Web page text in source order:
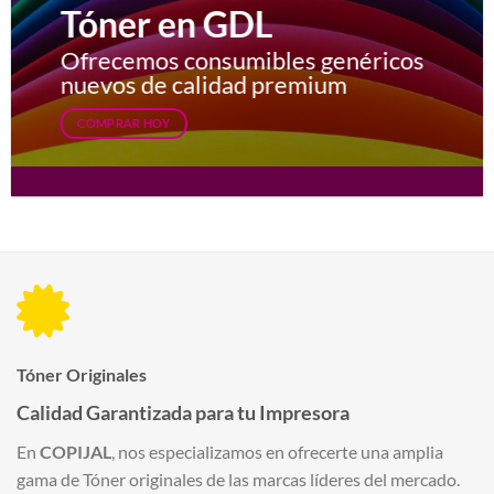
Tóner en GDL
Ofrecemos consumibles genéricos
nuevos de calidad premium
COMPRAR HOY
Tóner Originales
Calidad Garantizada para tu Impresora
En COPIJAL , nos especializamos en ofrecerte una amplia
gama de Tóner originales de las marcas líderes del mercado.